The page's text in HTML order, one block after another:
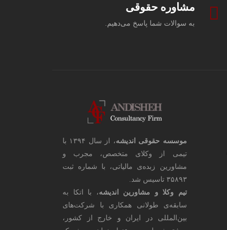
مشاوره حقوقی
به سوالات شما پاسخ می‌دهیم.
موسسه حقوقی اندیشه
، از سال ۱۳۹۴ با
تیمی از وکلای متخصص، مجرب و
مشاورین زبده‌ی مالیاتی، با شماره ثبت
۳۵۸۹۳ تاسیس شد.
تیم وکلا و مشاورین اندیشه، با اتکا به
سابقه‌ی طولانی همکاری با شرکت‌های
بین‌المللی در ایران و خارج از کشور،